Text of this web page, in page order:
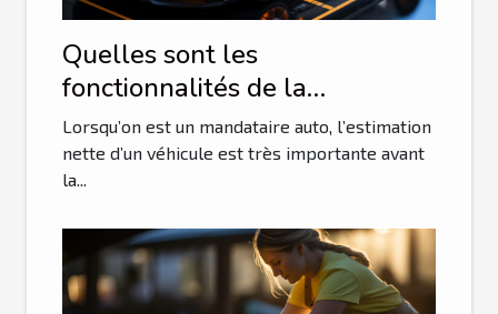
Quelles sont les
fonctionnalités de la
plateforme guichet auto ?
Lorsqu’on est un mandataire auto, l’estimation
nette d’un véhicule est très importante avant
la...